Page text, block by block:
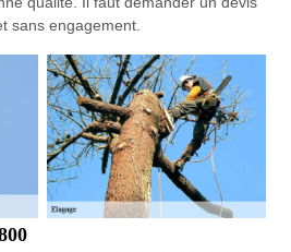
sans engagement.